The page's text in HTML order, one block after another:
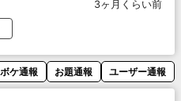
3ヶ月くらい前
ボケ通報 お題通報 ユーザー通報